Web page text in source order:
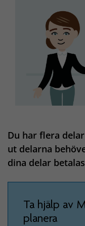
Du har flera
ut delarna
dina delar
Ta hjälp av
planera